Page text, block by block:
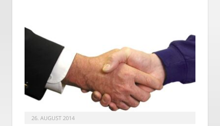
26. AUGUST 2014